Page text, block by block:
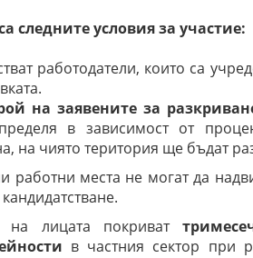
следните условия за участие:
работодатели, които са
на заявените за
в зависимост от
на чиято територия ще бъдат
работни места не могат да
на лицата покриват
в частния сектор при